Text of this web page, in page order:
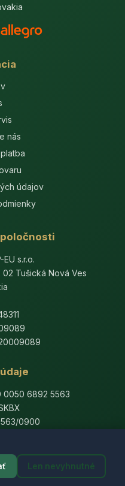
Len nevyhnutné
nás
údajov
EU s.r.o.
Tušická Nová Ves
0050 6892 5563
0900